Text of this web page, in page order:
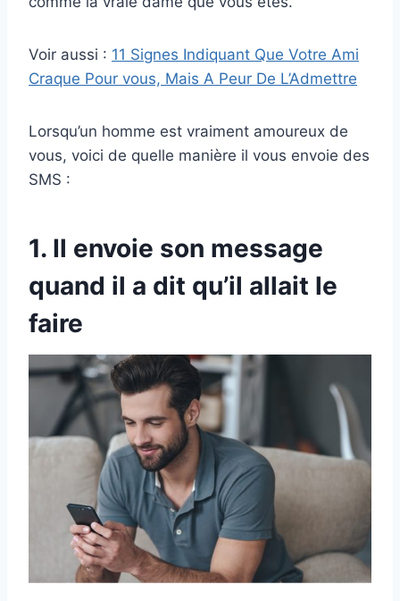
Voir aussi : 11 Signes Indiquant Que Votre Ami
Craque Pour vous, Mais A Peur De L’Admettre
Lorsqu’un homme est vraiment amoureux de
vous, voici de quelle manière il vous envoie des
SMS :
1. Il envoie son message
quand il a dit qu’il allait le
faire